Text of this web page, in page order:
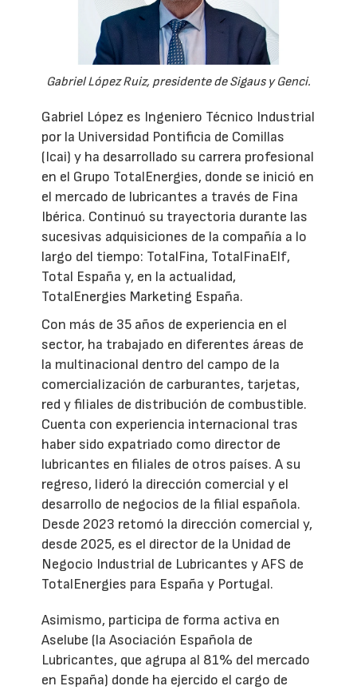
Gabriel López Ruiz, presidente de Sigaus y Genci.
Gabriel López es Ingeniero Técnico Industrial
por la Universidad Pontificia de Comillas
(Icai) y ha desarrollado su carrera profesional
en el Grupo TotalEnergies, donde se inició en
el mercado de lubricantes a través de Fina
Ibérica. Continuó su trayectoria durante las
sucesivas adquisiciones de la compañía a lo
largo del tiempo: TotalFina, TotalFinaElf,
Total España y, en la actualidad,
TotalEnergies Marketing España.
Con más de 35 años de experiencia en el
sector, ha trabajado en diferentes áreas de
la multinacional dentro del campo de la
comercialización de carburantes, tarjetas,
red y filiales de distribución de combustible.
Cuenta con experiencia internacional tras
haber sido expatriado como director de
lubricantes en filiales de otros países. A su
regreso, lideró la dirección comercial y el
desarrollo de negocios de la filial española.
Desde 2023 retomó la dirección comercial y,
desde 2025, es el director de la Unidad de
Negocio Industrial de Lubricantes y AFS de
TotalEnergies para España y Portugal.
Asimismo, participa de forma activa en
Aselube (la Asociación Española de
Lubricantes, que agrupa al 81% del mercado
en España) donde ha ejercido el cargo de